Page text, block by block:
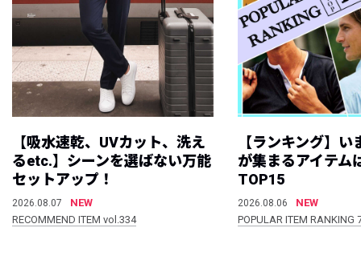
【吸水速乾、UVカット、洗え
るetc.】シーンを選ばない万能
セットアップ！
2026.08.07
NEW
RECOMMEND ITEM vol.334
【ランキング】
が集まるアイテム
TOP15
2026.08.06
NEW
POPULAR ITEM